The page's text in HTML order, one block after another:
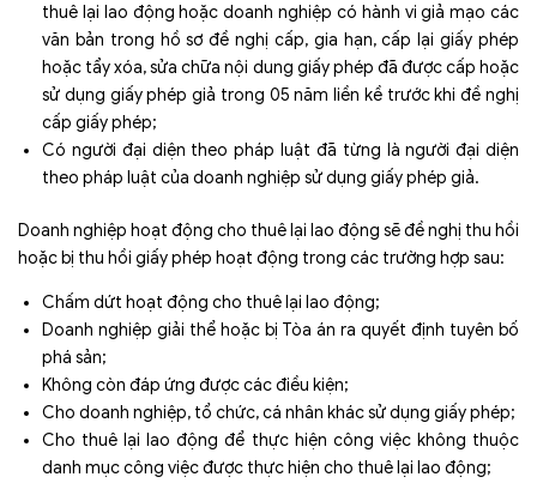
thuê lại lao động hoặc doanh nghiệp có hành vi giả mạo các
văn bản trong hồ sơ đề nghị cấp, gia hạn, cấp lại giấy phép
hoặc tẩy xóa, sửa chữa nội dung giấy phép đã được cấp hoặc
sử dụng giấy phép giả trong 05 năm liền kề trước khi đề nghị
cấp giấy phép;
Có người đại diện theo pháp luật đã từng là người đại diện
theo pháp luật của doanh nghiệp sử dụng giấy phép giả.
Doanh nghiệp hoạt động cho thuê lại lao động sẽ đề nghị thu hồi
hoặc bị thu hồi giấy phép hoạt động trong các trường hợp sau:
Chấm dứt hoạt động cho thuê lại lao động;
Doanh nghiệp giải thể hoặc bị Tòa án ra quyết định tuyên bố
phá sản;
Không còn đáp ứng được các điều kiện;
Cho doanh nghiệp, tổ chức, cá nhân khác sử dụng giấy phép;
Cho thuê lại lao động để thực hiện công việc không thuộc
danh mục công việc được thực hiện cho thuê lại lao động;